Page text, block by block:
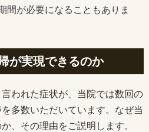
間が必要になることもありま
が実現できるのか
われた症状が、当院では数回の
多数いただいています。なぜ当
、その理由をご説明します。